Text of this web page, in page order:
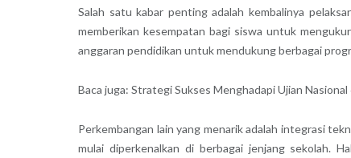
Salah satu kabar penting adalah kembalinya
memberikan kesempatan bagi siswa untuk
anggaran pendidikan untuk mendukung berbagai
Baca juga: Strategi Sukses Menghadapi Ujian
Perkembangan lain yang menarik adalah integrasi
mulai diperkenalkan di berbagai jenjang sekolah.